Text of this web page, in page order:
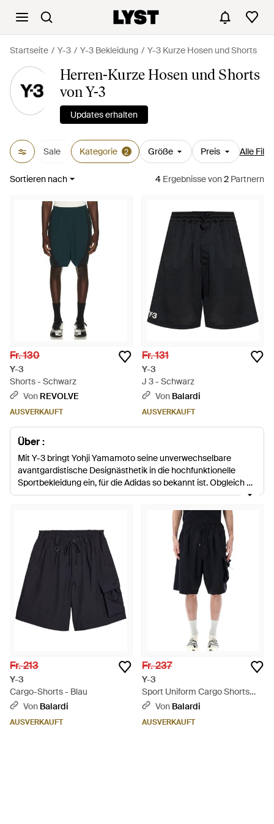
Startseite Y-3 Y-3 Bekleidung Y-3 Kurze Hosen und Shorts
Herren-Kurze Hosen und Shorts
von Y-3
Updates erhalten
Sale Kategorie 2 Größe Preis Alle
Sortieren nach 4 Ergebnissevon2 Partnern
Fr. 130
Y-3
Shorts - Schwarz
Von REVOLVE
AUSVERKAUFT
Fr. 131
Y-3
J 3 - Schwarz
Von Balardi
AUSVERKAUFT
Über :
Mit Y-3 bringt Yohji Yamamoto seine unverwechselbare
avantgardistische Designästhetik in die hochfunktionelle
Sportbekleidung ein, für die Adidas so bekannt ist. Obgleich er
ein Schneidermeister ist, ist der Designer doch für seine
innovative Silhouetten schaffen, die die Figur eher verhüllen
als betonen. Mit Y-3 werden diese avantgardistischen
Designs aus technischen Stoffen gefertigt, um eine neue Art
von Sportbekleidung zu kreieren: Kleidung, die sowohl bei
funktioneller Kleidung als auch bei modernem Design führend
ist. Denken Sie an wogende, gesteppte Designs in Mesh-
Overlay und das typische Schwarz, das mit Farbpops und
Akzenten durchzogen ist.
Fr. 213
Y-3
Cargo-Shorts - Blau
Von Balardi
AUSVERKAUFT
Fr. 237
Y-3
Sport Uniform Cargo Shorts
With Elasticated Waistb -
Von Balardi
AUSVERKAUFT